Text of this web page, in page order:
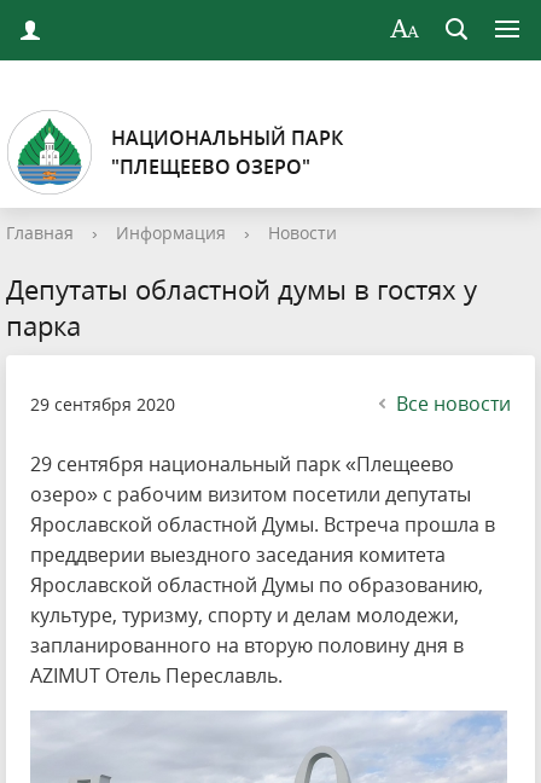
НАЦИОНАЛЬНЫЙ ПАРК
"ПЛЕЩЕЕВО ОЗЕРО"
Главная › Информация › Новости
Депутаты областной думы в гостях у
парка
29 сентября 2020 Все новости
29 сентября национальный парк «Плещеево
озеро» с рабочим визитом посетили депутаты
Ярославской областной Думы. Встреча прошла в
преддверии выездного заседания комитета
Ярославской областной Думы по образованию,
культуре, туризму, спорту и делам молодежи,
запланированного на вторую половину дня в
AZIMUT Отель Переславль.